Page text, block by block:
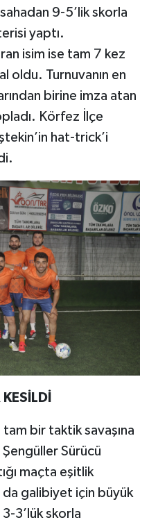
9-5’lik skorla
yaptı.
isim ise tam 7 kez
oldu. Turnuvanın en
birine imza atan
Körfez İlçe
hat-trick’i
bir taktik savaşına
Sürücü
maçta eşitlik
da galibiyet için büyük
3’lük skorla